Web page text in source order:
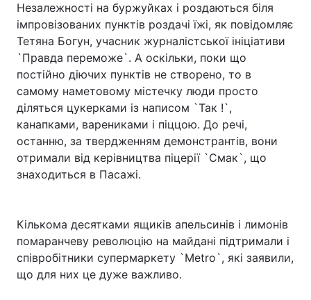
Незалежності на буржуйках і роздаються біля
імпровізованих пунктів роздачі їжі, як повідомляє
Тетяна Богун, учасник журналістської ініціативи
`Правда переможе`. А оскільки, поки що
постійно діючих пунктів не створено, то в
самому наметовому містечку люди просто
діляться цукерками із написом `Так !`,
канапками, варениками і піццою. До речі,
останню, за твердженням демонстрантів, вони
отримали від керівництва піцерії `Смак`, що
знаходиться в Пасажі.
Кількома десятками ящиків апельсинів і лимонів
помаранчеву революцію на майдані підтримали і
співробітники супермаркету `Metro`, які заявили,
що для них це дуже важливо.